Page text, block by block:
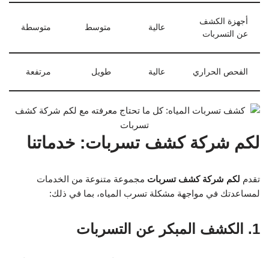
أجهزة الكشف
عن التسربات
عالية متوسط متوسطة
الفحص الحراري عالية طويل مرتفعة
لكم شركة كشف تسربات: خدماتنا
تقدم لكم شركة كشف تسربات مجموعة متنوعة من الخدمات
لمساعدتك في مواجهة مشكلة تسرب المياه، بما في ذلك:
1. الكشف المبكر عن التسربات